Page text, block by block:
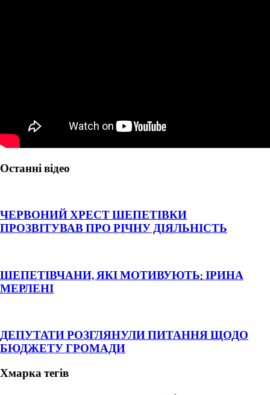
Останні відео
ЧЕРВОНИЙ ХРЕСТ ШЕПЕТІВКИ
ПРОЗВІТУВАВ ПРО РІЧНУ ДІЯЛЬНІСТЬ
ШЕПЕТІВЧАНИ, ЯКІ МОТИВУЮТЬ: ІРИНА
МЕРЛЕНІ
ДЕПУТАТИ РОЗГЛЯНУЛИ ПИТАННЯ ЩОДО
БЮДЖЕТУ ГРОМАДИ
Хмарка тегів